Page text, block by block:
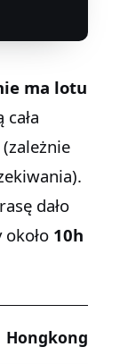
ma lotu
(zależnie
dało
10h